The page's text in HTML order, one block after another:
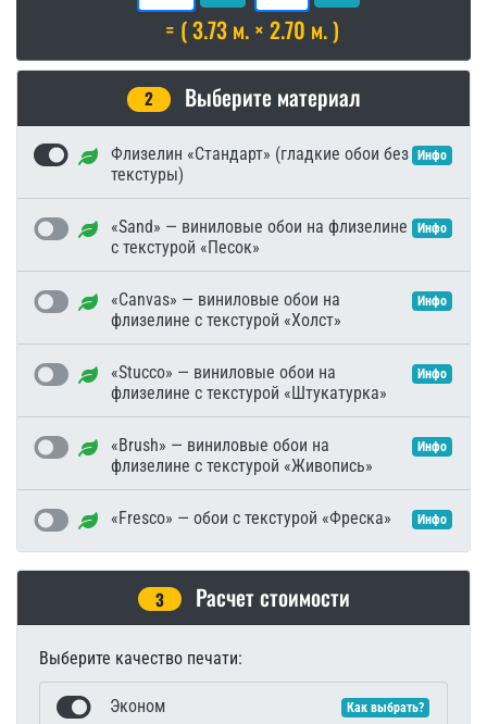
= ( 3.73 м. × 2.70 м. )
2 Выберите материал
Флизелин «Стандарт» (гладкие обои без
текстуры)
Инфо
«Sand» — виниловые обои на флизелине
с текстурой «Песок»
Инфо
«Canvas» — виниловые обои на
флизелине с текстурой «Холст»
Инфо
«Stucco» — виниловые обои на
флизелине с текстурой «Штукатурка»
Инфо
«Brush» — виниловые обои на
флизелине с текстурой «Живопись»
Инфо
«Fresco» — обои с текстурой «Фреска» Инфо
3 Расчет стоимости
Выберите качество печати:
Эконом Как выбрать?